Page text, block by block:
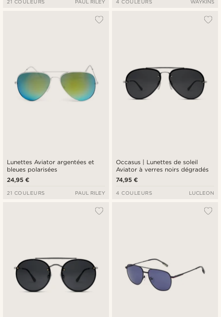
21 COULEURS PAUL RILEY 4 COULEURS WAYKINS
Lunettes Aviator argentées et
bleues polarisées
24,95 €
21 COULEURS PAUL RILEY
Occasus | Lunettes de soleil
Aviator à verres noirs dégradés
74,95 €
4 COULEURS LUCLEON